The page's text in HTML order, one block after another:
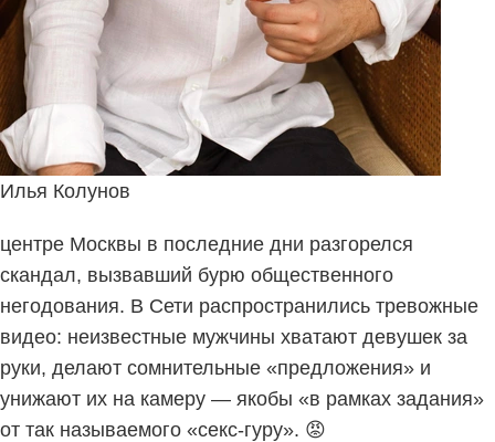
Илья Колунов
центре Москвы в последние дни разгорелся
скандал, вызвавший бурю общественного
негодования. В Сети распространились тревожные
видео: неизвестные мужчины хватают девушек за
руки, делают сомнительные «предложения» и
унижают их на камеру — якобы «в рамках задания»
от так называемого «секс-гуру». 😡